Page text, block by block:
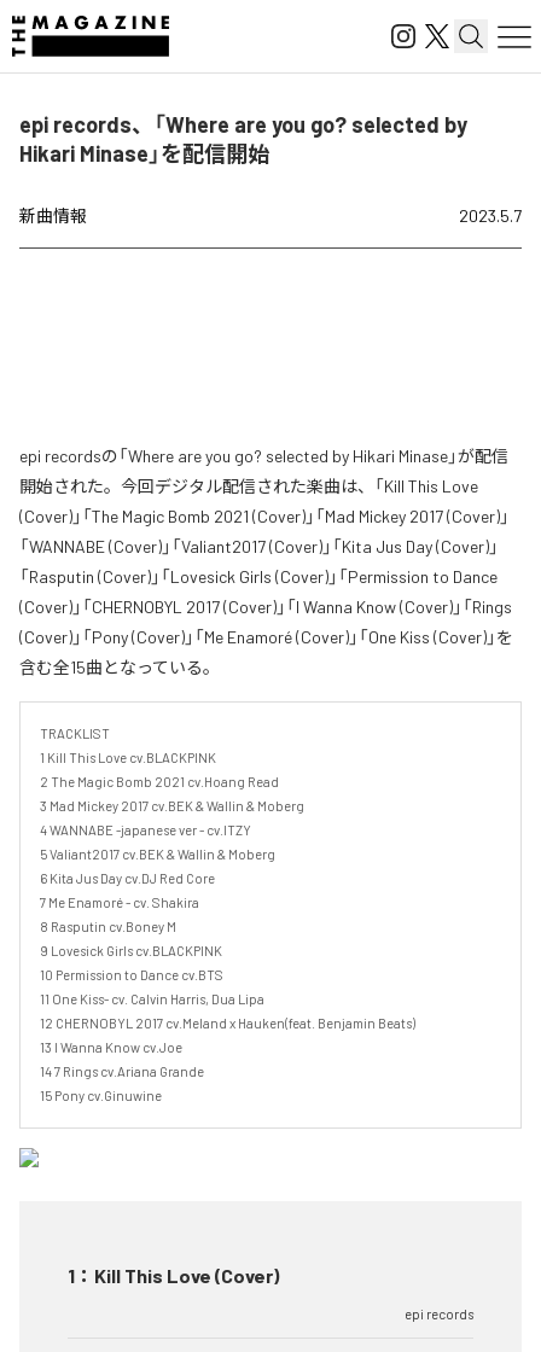
epi records、「Where are you go? selected by
Hikari Minase」を配信開始
新曲情報 2023.5.7
epi recordsの「Where are you go? selected by Hikari Minase」が配信
開始された。今回デジタル配信された楽曲は、「Kill This Love
(Cover)」「The Magic Bomb 2021 (Cover)」「Mad Mickey 2017 (Cover)」
「WANNABE (Cover)」「Valiant2017 (Cover)」「Kita Jus Day (Cover)」
「Rasputin (Cover)」「Lovesick Girls (Cover)」「Permission to Dance
(Cover)」「CHERNOBYL 2017 (Cover)」「I Wanna Know (Cover)」「Rings
(Cover)」「Pony (Cover)」「Me Enamoré (Cover)」「One Kiss (Cover)」を
含む全15曲となっている。
TRACKLIST
1 Kill This Love cv.BLACKPINK
2 The Magic Bomb 2021 cv.Hoang Read
3 Mad Mickey 2017 cv.BEK & Wallin & Moberg
4 WANNABE -japanese ver - cv.ITZY
5 Valiant2017 cv.BEK & Wallin & Moberg
6 Kita Jus Day cv.DJ Red Core
7 Me Enamoré - cv. Shakira
8 Rasputin cv.Boney M
9 Lovesick Girls cv.BLACKPINK
10 Permission to Dance cv.BTS
11 One Kiss- cv. Calvin Harris, Dua Lipa
12 CHERNOBYL 2017 cv.Meland x Hauken(feat. Benjamin Beats)
13 I Wanna Know cv.Joe
14 7 Rings cv.Ariana Grande
15 Pony cv.Ginuwine
1 ： Kill This Love (Cover)
epi records